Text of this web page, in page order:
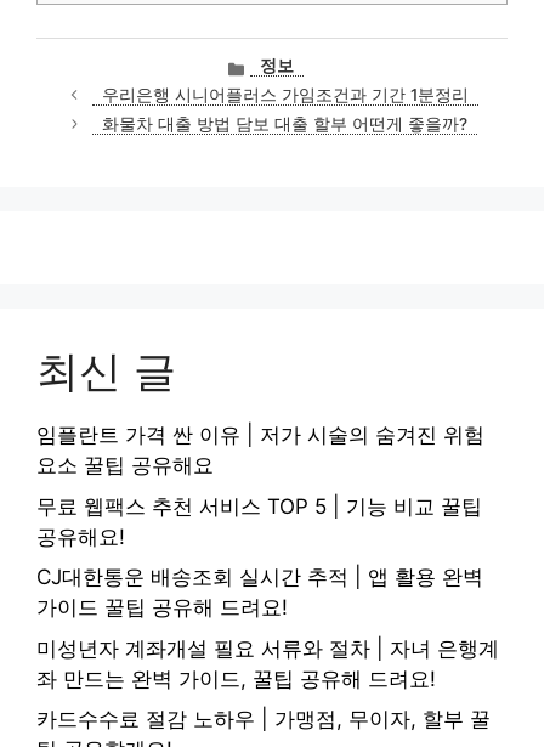
카
테
고
리
정보
우리은행 시니어플러스 가임조건과 기간 1분정리
화물차 대출 방법 담보 대출 할부 어떤게 좋을까?
최신 글
임플란트 가격 싼 이유 | 저가 시술의 숨겨진 위험
요소 꿀팁 공유해요
무료 웹팩스 추천 서비스 TOP 5 | 기능 비교 꿀팁
공유해요!
CJ대한통운 배송조회 실시간 추적 | 앱 활용 완벽
가이드 꿀팁 공유해 드려요!
미성년자 계좌개설 필요 서류와 절차 | 자녀 은행계
좌 만드는 완벽 가이드, 꿀팁 공유해 드려요!
카드수수료 절감 노하우 | 가맹점, 무이자, 할부 꿀